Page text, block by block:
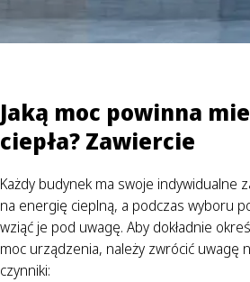
Jaką moc powinna
ciepła? Zawiercie
Każdy budynek ma swoje indywidualne
na energię cieplną, a podczas wyboru
wziąć je pod uwagę. Aby dokładnie
moc urządzenia, należy zwrócić uwagę
czynniki: